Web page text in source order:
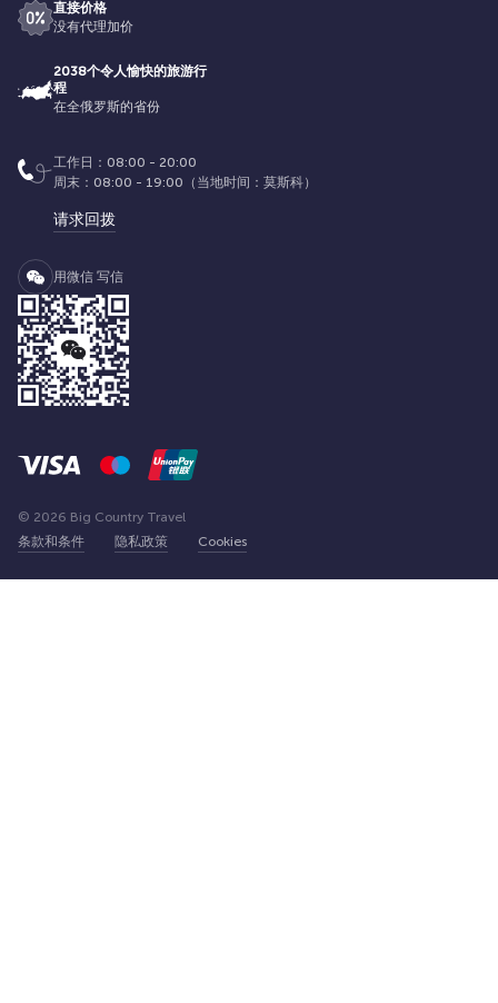
直接价格
没有代理加价
2038个令人愉快的旅游行
程
在全俄罗斯的省份
工作日：08:00 - 20:00
周末：08:00 - 19:00（当地时间：莫斯科）
请求回拨
用微信 写信
条款和条件 隐私政策 Cookies
© 2026 Big Country Travel